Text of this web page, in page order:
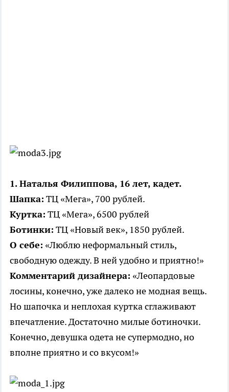
1. Наталья Филиппова, 16 лет, кадет.
Шапка: ТЦ «Мега», 700 рублей.
Куртка: ТЦ «Мега», 6500 рублей
Ботинки: ТЦ «Новый век», 1850 рублей.
О себе: «Люблю неформальный стиль,
свободную одежду. В ней удобно и приятно!»
Комментарий дизайнера: «Леопардовые
лосины, конечно, уже далеко не модная вещь.
Но шапочка и неплохая куртка сглаживают
впечатление. Достаточно милые ботиночки.
Конечно, девушка одета не супермодно, но
вполне приятно и со вкусом!»